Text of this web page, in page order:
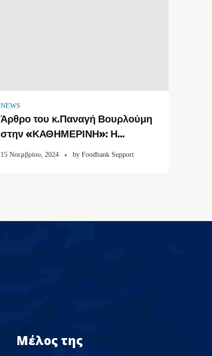
NEWS
Άρθρο του κ.Παναγή Βουρλούμη
στην «ΚΑΘΗΜΕΡΙΝΗ»: Η
τιμωρία των κοινωφελών
15 Νοεμβρίου, 2024 by Foodbank Support
Μέλος της